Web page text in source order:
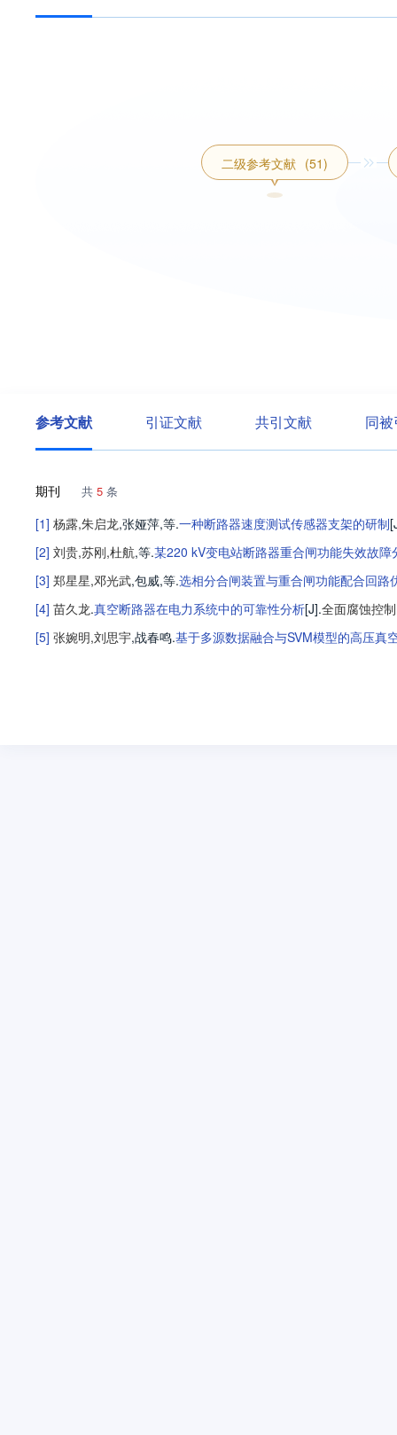
二级参考文献 (51)
参考文献 引证文献 共引文献 同
期刊 共 5 条
[1] 杨露,朱启龙,张娅萍,等.一种断路器速度测试传感器支架的研制
[2] 刘贵,苏刚,杜航,等.某220 kV变电站断路器重合闸功能失效故障
[3] 郑星星,邓光武,包威,等.选相分合闸装置与重合闸功能配合回路
[4] 苗久龙.真空断路器在电力系统中的可靠性分析[J].全面腐蚀控制
[5] 张婉明,刘思宇,战春鸣.基于多源数据融合与SVM模型的高压真